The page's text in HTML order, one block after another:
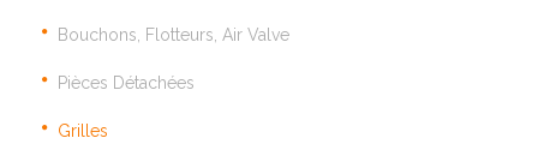
Bouchons, Flotteurs, Air Valve
Pièces Détachées
Grilles